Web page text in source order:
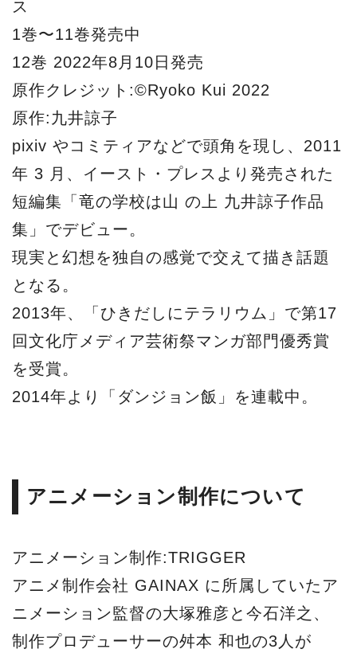
ス
1巻〜11巻発売中
12巻 2022年8月10日発売
原作クレジット:©Ryoko Kui 2022
原作:九井諒子
pixiv やコミティアなどで頭角を現し、2011
年 3 月、イースト・プレスより発売された
短編集「竜の学校は山 の上 九井諒子作品
集」でデビュー。
現実と幻想を独自の感覚で交えて描き話題
となる。
2013年、「ひきだしにテラリウム」で第17
回文化庁メディア芸術祭マンガ部門優秀賞
を受賞。
2014年より「ダンジョン飯」を連載中。
アニメーション制作について
アニメーション制作:TRIGGER
アニメ制作会社 GAINAX に所属していたア
ニメーション監督の大塚雅彦と今石洋之、
制作プロデューサーの舛本 和也の3人が